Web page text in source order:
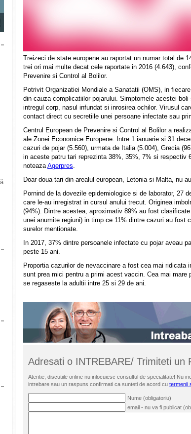
Treizeci de state europene au raportat un numar total de
trei ori mai multe decat cele raportate in 2016 (4.643),
Prevenire si Control al Bolilor.
Potrivit Organizatiei Mondiale a Sanatatii (OMS), in
din cauza complicatiilor pojarului. Simptomele acestei
intregul corp, nasul infundat si inrosirea ochilor. Virusul
contact direct cu secretiile unei persoane infectate sau
Centrul European de Prevenire si Control al Bolilor a
ale Zonei Economice Europene. Intre 1 ianuarie si 31
cazuri de pojar (5.560), urmata de Italia (5.004), Grecia
in aceste patru tari reprezinta 38%, 35%, 7% si respectiv
noteaza Agerpres
Doar doua tari din arealul european, Letonia si Malta, nu
Pornind de la dovezile epidemiologice si de laborator, 27
care le-au inregistrat in cursul anului trecut. Originea
(94%). Dintre acestea, aproximativ 89% au fost
unei anumite regiuni) in timp ce 11% dintre cazuri au fost
surelor mentionate.
In 2017, 37% dintre persoanele infectate cu pojar aveau
peste 15 ani.
Proportia cazurilor de nevaccinare a fost cea mai ridicata
sunt prea mici pentru a primi acest vaccin. Cea mai
se regaseste la adultii intre 25 si 29 de ani.
Adresati o INTREBARE/ Trimiteti un
Atentie, discutiile online nu inlocuiesc consultul de specialitate! Nu
intrebare sau un raspuns confirmati ca sunteti de acord cu termenii
Nume (obligatoriu)
email - nu va fi publicat